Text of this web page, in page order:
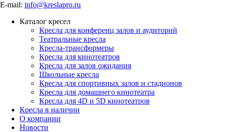
E-mail: info@kreslapro.ru
Каталог кресел
Кресла для конференц залов и аудиторий
Театральные кресла
Кресла-трансформеры
Кресла для кинотеатров
Кресла для залов ожидания
Школьные кресла
Кресла для спортивных залов и стадионов
Кресла для домашнего кинотеатра
Кресла для 4D и 5D кинотеатров
Кресла в наличии
О компании
Новости